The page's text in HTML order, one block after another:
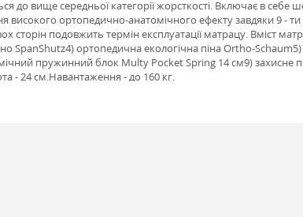
до вище середньої категорії жорсткості. Включає в себе
високого ортопедично-анатомічного ефекту завдяки 9 -
сторін подовжить термін експлуатації матрацу. Вміст
SpanShutz4) ортопедична екологічна піна Ortho-
пружинний блок Multy Pocket Spring 14 см9) захисне
- 24 см.Навантаження - до 160 кг.